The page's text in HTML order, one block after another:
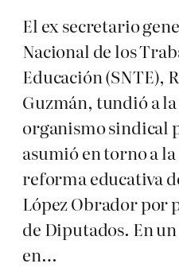
El ex secretario
Nacional de los
Educación (SNTE),
Guzmán, tundió a
organismo sindical
asumió en torno a
reforma educativa
López Obrador por
de Diputados. En
en…